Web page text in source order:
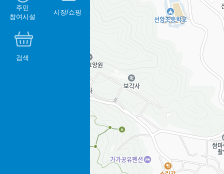
주민
참여시설
시장/쇼핑
검색